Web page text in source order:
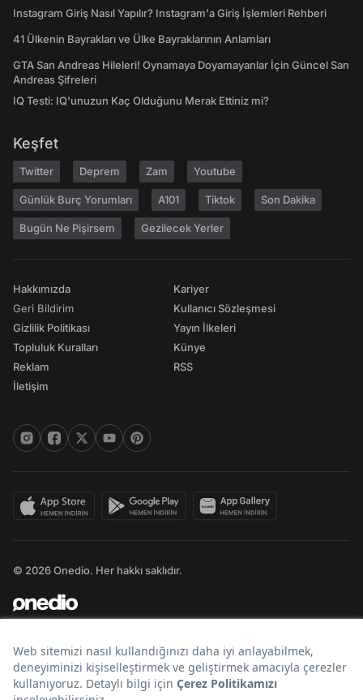
Instagram Giriş Nasıl Yapılır? Instagram'a Giriş İşlemleri Rehberi
41 Ülkenin Bayrakları ve Ülke Bayraklarının Anlamları
GTA San Andreas Hileleri! Oynamaya Doyamayanlar İçin Güncel San
Andreas Şifreleri
IQ Testi: IQ'unuzun Kaç Olduğunu Merak Ettiniz mi?
Keşfet
Twitter Deprem Zam Youtube
Günlük Burç Yorumları A101 Tiktok Son Dakika
Bugün Ne Pişirsem Gezilecek Yerler
Hakkımızda
Geri Bildirim
Gizlilik Politikası
Topluluk Kuralları
Reklam
İletişim
Kariyer
Kullanıcı Sözleşmesi
Yayın İlkeleri
Künye
RSS
© 2026 Onedio. Her hakkı saklıdır.
Bir markasıdır.